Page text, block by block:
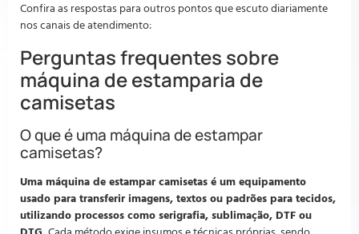
Confira as respostas para outros pontos que escuto diariamente
nos canais de atendimento:
Perguntas frequentes sobre
máquina de estamparia de
camisetas
O que é uma máquina de estampar
camisetas?
Uma máquina de estampar camisetas é um equipamento
usado para transferir imagens, textos ou padrões para tecidos,
utilizando processos como serigrafia, sublimação, DTF ou